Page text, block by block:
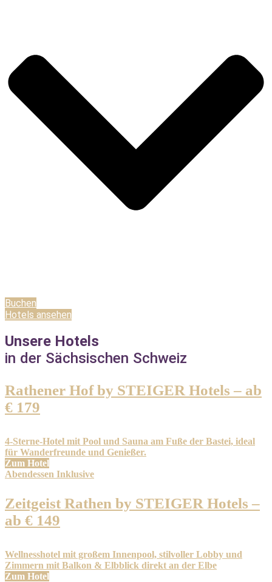
Buchen
Hotels ansehen
Unsere Hotels
in der Sächsischen Schweiz
Rathener Hof by STEIGER Hotels – ab
€ 179
4-Sterne-Hotel mit Pool und Sauna am Fuße der Bastei, ideal
für Wanderfreunde und Genießer.
Zum Hotel
Abendessen Inklusive
Zeitgeist Rathen by STEIGER Hotels –
ab € 149
Wellnesshotel mit großem Innenpool, stilvoller Lobby und
Zimmern mit Balkon & Elbblick direkt an der Elbe
Zum Hotel